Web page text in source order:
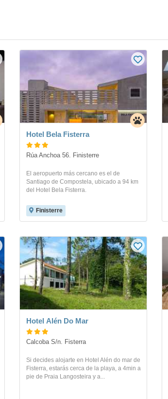
Hotel Bela Fisterra
Rúa Anchoa 56. Finisterre
El aeropuerto más cercano es el de
Santiago de Compostela, ubicado a 94 km
del Hotel Bela Fisterra.
Finisterre
Hotel Alén Do Mar
Calcoba S/n. Fisterra
Si decides alojarte en Hotel Alén do mar de
Fisterra, estarás cerca de la playa, a 4min a
pie de Praia Langosteira y a...